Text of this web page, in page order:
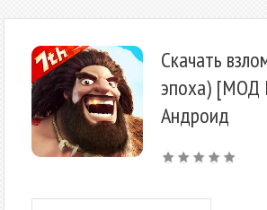
Скачать
эпоха) [МОД
Андроид